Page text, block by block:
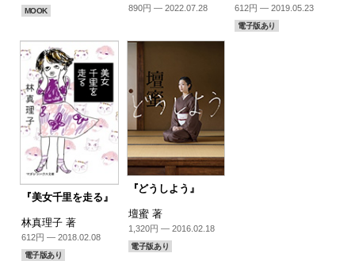
MOOK 890円 — 2022.07.28 612円 — 2019.05.23
電子版あり
『美女千里を走る』
林真理子 著
612円 — 2018.02.08
電子版あり
『どうしよう』
壇蜜 著
1,320円 — 2016.02.18
電子版あり